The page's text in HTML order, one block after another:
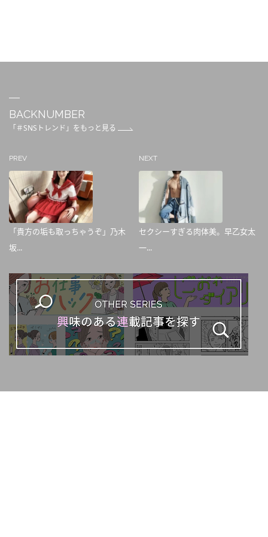
BACKNUMBER
「＃SNSトレンド」をもっと見る
PREV
「貴方の垢も取っちゃうぞ」乃木
坂...
NEXT
セクシーすぎる肉体美。早乙女太
一...